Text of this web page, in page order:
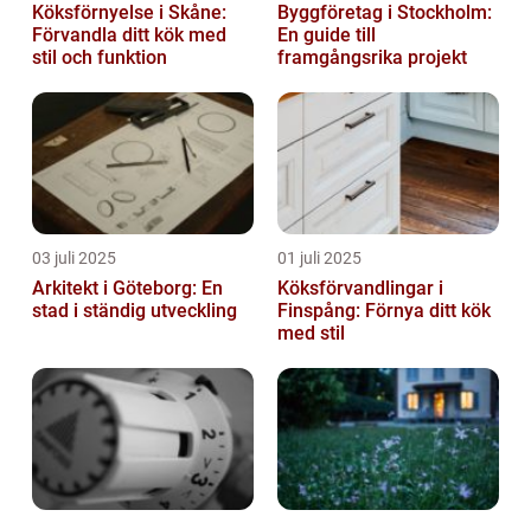
Köksförnyelse i Skåne:
Förvandla ditt kök med
stil och funktion
Byggföretag i Stockholm:
En guide till
framgångsrika projekt
03 juli 2025
Arkitekt i Göteborg: En
stad i ständig utveckling
01 juli 2025
Köksförvandlingar i
Finspång: Förnya ditt kök
med stil